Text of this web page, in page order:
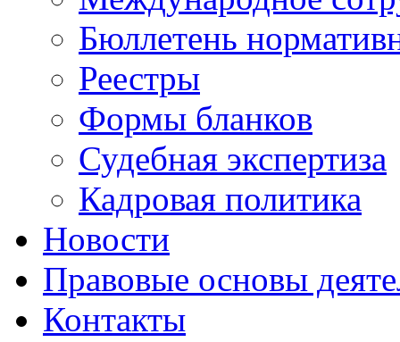
Бюллетень
Реестры
Формы бланков
Судебная экспертиза
Кадровая политика
Новости
Правовые основы
Контакты